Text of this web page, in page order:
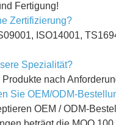
Fertigung!
Zertifizierung?
ISO14001,
Spezialität?
nach
Sie OEM/ODM-
OEM / ODM-